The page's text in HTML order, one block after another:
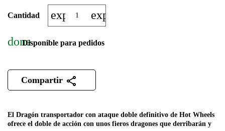
El Dragón transportador con ataque doble definitivo de Hot Wheels
ofrece el doble de acción con unos fieros dragones que derribarán y
Cantidad expand_moreexpand_less
doneDisponible para pedidos
Compartir